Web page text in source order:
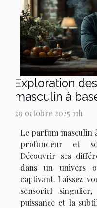
Exploration
masculin à
29 octobre 2025 11h
Le parfum masculin
profondeur et
Découvrir ses
dans un univers
captivant. Laissez-
sensoriel
puissance et la